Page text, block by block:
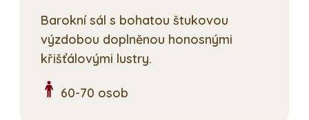
Barokní sál s bohatou štukovou
výzdobou doplněnou honosnými
křišťálovými lustry.
60-70 osob